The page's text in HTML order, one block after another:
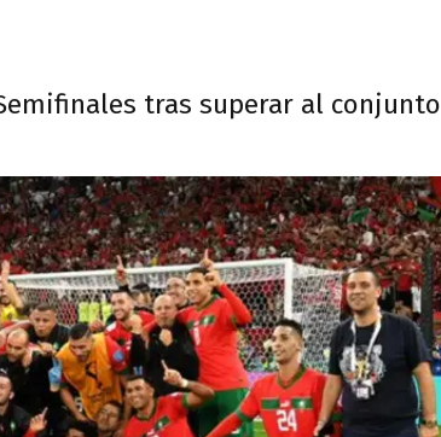
tras superar al conjunto